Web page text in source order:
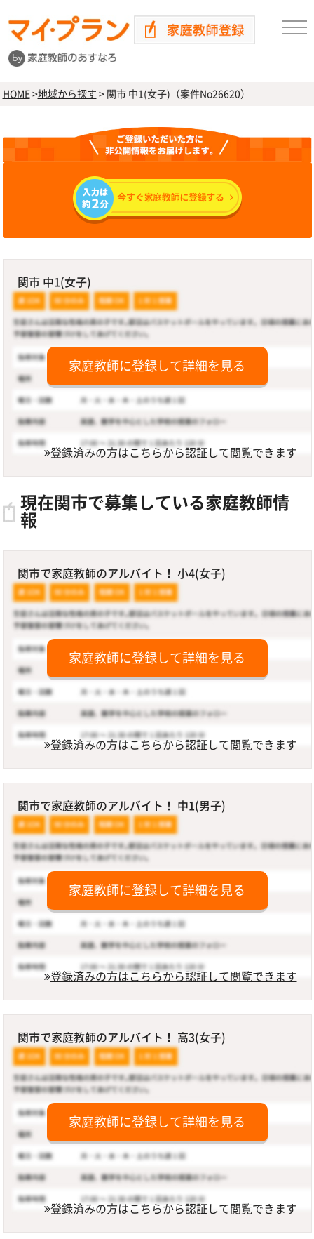
HOME>地域から探す >関市 中1(女子)（案件No26620）
関市 中1(女子)
家庭教師に登録して詳細を見る
登録済みの方はこちらから認証して閲覧できます
現在関市で募集している家庭教師情
報
関市で家庭教師のアルバイト！ 小4(女子)
家庭教師に登録して詳細を見る
登録済みの方はこちらから認証して閲覧できます
関市で家庭教師のアルバイト！ 中1(男子)
家庭教師に登録して詳細を見る
登録済みの方はこちらから認証して閲覧できます
関市で家庭教師のアルバイト！ 高3(女子)
家庭教師に登録して詳細を見る
登録済みの方はこちらから認証して閲覧できます